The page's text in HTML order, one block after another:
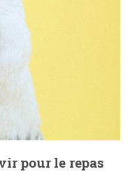
pour le repas